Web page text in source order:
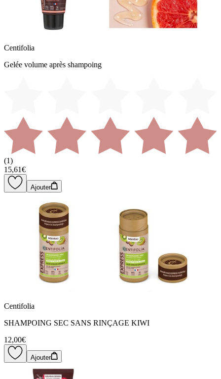
Centifolia
Gelée volume après shampoing
(1)
15,61€
Ajouter
Centifolia
SHAMPOING SEC SANS RINÇAGE KIWI
12,00€
Ajouter